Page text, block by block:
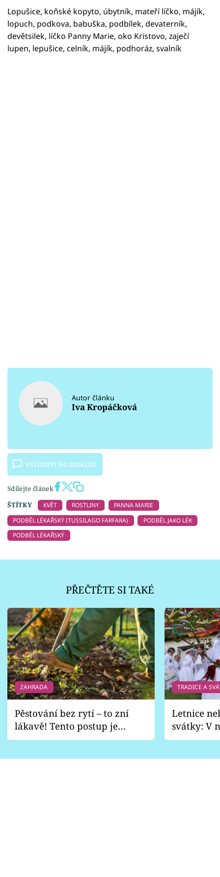
Lopušice, koňské kopyto, úbytník, mateří líčko, májík,
lopuch, podkova, babuška, podbílek, devaterník,
devětsilek, líčko Panny Marie, oko Kristovo, zaječí
lupen, lepušice, celník, májík, podhoráz, svalník
Autor článku
Iva Kropáčková
VSTOUPIT DO DISKUZE
Sdílejte článek
ŠTÍTKY
KVĚT ROSTLINY
PANNA MARIE
PODBĚL LÉKAŘSKÝ (TUSSILAGO FARFARA)
PODBĚL JAKO LÉK
PODBĚL LÉKAŘSKÝ
PŘEČTĚTE SI TAKÉ
ZAHRADA
Pěstování bez rytí – to zní
lákavě! Tento postup je
vhodný jen pro některé
TRADICE A
Letnice
svátky: V
pondělí